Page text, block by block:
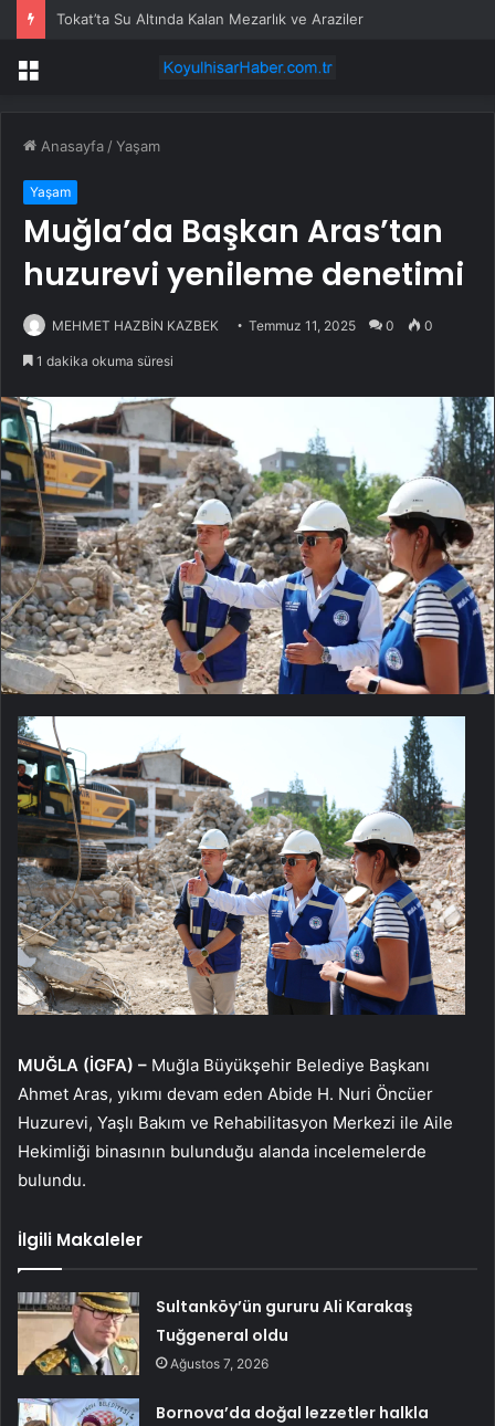
Tokat’ta Su Altında Kalan Mezarlık ve Araziler
Menü
Anasayfa /Yaşam
Yaşam
Muğla’da Başkan Aras’tan
huzurevi yenileme denetimi
MEHMET HAZBİN KAZBEK Temmuz 11, 2025 0 0
1 dakika okuma süresi
MUĞLA (İGFA) – Muğla Büyükşehir Belediye Başkanı
Ahmet Aras, yıkımı devam eden Abide H. Nuri Öncüer
Huzurevi, Yaşlı Bakım ve Rehabilitasyon Merkezi ile Aile
Hekimliği binasının bulunduğu alanda incelemelerde
bulundu.
İlgili Makaleler
Sultanköy’ün gururu Ali Karakaş
Tuğgeneral oldu
Ağustos 7, 2026
Bornova’da doğal lezzetler halkla